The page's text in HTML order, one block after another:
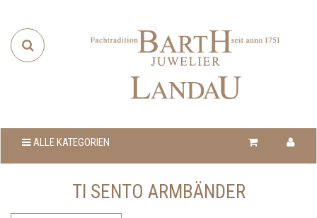
ALLE KATEGORIEN
TI SENTO ARMBÄNDER